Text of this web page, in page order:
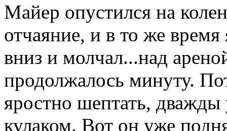
Майер опустился на
отчаяние, и в то же
вниз и молчал...над
продолжалось минуту.
яростно шептать, дважды
кулаком. Вот он уже